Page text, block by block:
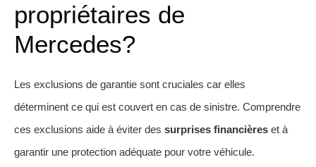
propriétaires de
Mercedes?
Les exclusions de garantie sont cruciales car elles
déterminent ce qui est couvert en cas de sinistre. Comprendre
ces exclusions aide à éviter des surprises financières et à
garantir une protection adéquate pour votre véhicule.